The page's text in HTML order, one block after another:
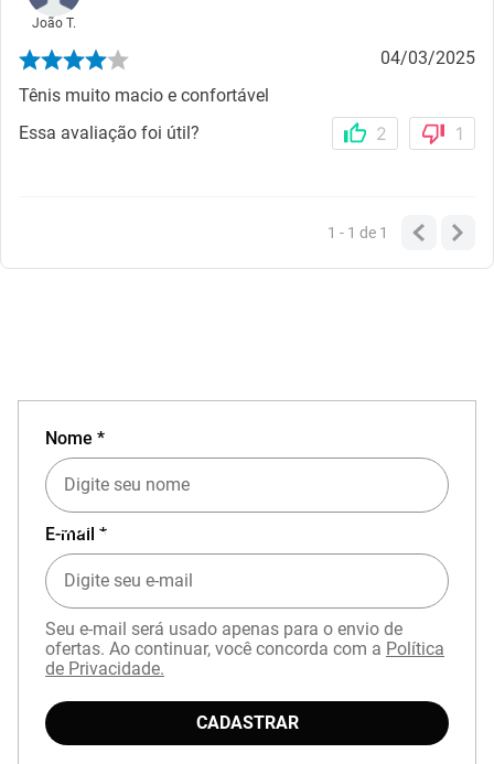
João T.
04/03/2025
Tênis muito macio e confortável
Essa avaliação foi útil?
2 1
1 - 1de 1
EXPERIÊNCIA MIZUNO NO APP
Baixe o aplicativo Mizuno e garanta15% OFF
Nome *
E-mail *
Seu e-mail será usado apenas para o envio de
ofertas. Ao continuar, você concorda com a Política
de Privacidade.
CADASTRAR